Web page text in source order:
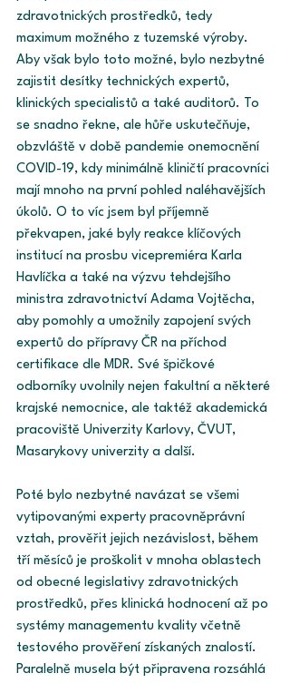
zdravotnických prostředků, tedy
maximum možného z tuzemské výroby.
Aby však bylo toto možné, bylo nezbytné
zajistit desítky technických expertů,
klinických specialistů a také auditorů. To
se snadno řekne, ale hůře uskutečňuje,
obzvláště v době pandemie onemocnění
COVID-19, kdy minimálně kliničtí pracovníci
mají mnoho na první pohled naléhavějších
úkolů. O to víc jsem byl příjemně
překvapen, jaké byly reakce klíčových
institucí na prosbu vicepremiéra Karla
Havlíčka a také na výzvu tehdejšího
ministra zdravotnictví Adama Vojtěcha,
aby pomohly a umožnily zapojení svých
expertů do přípravy ČR na příchod
certifikace dle MDR. Své špičkové
odborníky uvolnily nejen fakultní a některé
krajské nemocnice, ale taktéž akademická
pracoviště Univerzity Karlovy, ČVUT,
Masarykovy univerzity a další.
Poté bylo nezbytné navázat se všemi
vytipovanými experty pracovněprávní
vztah, prověřit jejich nezávislost, během
tří měsíců je proškolit v mnoha oblastech
od obecné legislativy zdravotnických
prostředků, přes klinická hodnocení až po
systémy managementu kvality včetně
testového prověření získaných znalostí.
Paralelně musela být připravena rozsáhlá